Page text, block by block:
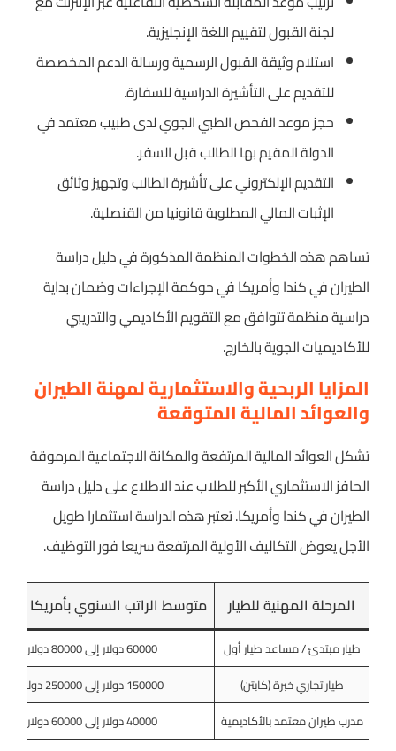
لجنة القبول لتقييم اللغة الإنجليزية.
استلام وثيقة القبول الرسمية ورسالة الدعم المخصصة
للتقديم على التأشيرة الدراسية للسفارة.
حجز موعد الفحص الطبي الجوي لدى طبيب معتمد في
الدولة المقيم بها الطالب قبل السفر.
التقديم الإلكتروني على تأشيرة الطالب وتجهيز وثائق
الإثبات المالي المطلوبة قانونيا من القنصلية.
تساهم هذه الخطوات المنظمة المذكورة في دليل دراسة
الطيران في كندا وأمريكا في حوكمة الإجراءات وضمان بداية
دراسية منظمة تتوافق مع التقويم الأكاديمي والتدريبي
للأكاديميات الجوية بالخارج.
المزايا الربحية والاستثمارية لمهنة الطيران
والعوائد المالية المتوقعة
تشكل العوائد المالية المرتفعة والمكانة الاجتماعية المرموقة
الحافز الاستثماري الأكبر للطلاب عند الاطلاع على دليل دراسة
الطيران في كندا وأمريكا. تعتبر هذه الدراسة استثمارا طويل
الأجل يعوض التكاليف الأولية المرتفعة سريعا فور التوظيف.
المرحلة المهنية للطيار متوسط الراتب السنوي بأمريكا
طيار مبتدئ / مساعد طيار أول
60000 دولار إلى 80000 دولار
طيار تجاري خبرة (كابتن)
150000 دولار إلى 250000 دولار
مدرب طيران معتمد بالأكاديمية
40000 دولار إلى 60000 دولار